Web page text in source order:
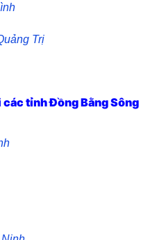
Trị
các tỉnh Đồng Bằng Sông